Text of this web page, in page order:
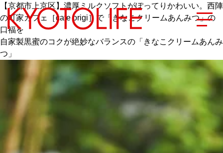
エリアから探す
地図から探す
カテゴリーから探す
SPECIAL
【京都市上京区】濃厚ミルクソフトがぽってりかわいい。西陣
の町家カフェ［cafe origi］で「きなこクリームあんみつ」の
口福を
自家製黒蜜のコクが絶妙なバランスの「きなこクリームあんみ
つ」